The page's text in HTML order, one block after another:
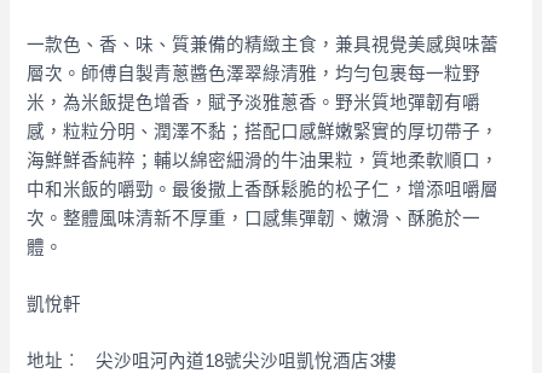
一款色、香、味、質兼備的精緻主食，兼具視覺美感與味蕾
層次。師傅自製青蔥醬色澤翠綠清雅，均勻包裹每一粒野
米，為米飯提色增香，賦予淡雅蔥香。野米質地彈韌有嚼
感，粒粒分明、潤澤不黏；搭配口感鮮嫩緊實的厚切帶子，
海鮮鮮香純粹；輔以綿密細滑的牛油果粒，質地柔軟順口，
中和米飯的嚼勁。最後撒上香酥鬆脆的松子仁，增添咀嚼層
次。整體風味清新不厚重，口感集彈韌、嫩滑、酥脆於一
體。
凱悅軒
地址︰ 尖沙咀河內道18號尖沙咀凱悅酒店3樓